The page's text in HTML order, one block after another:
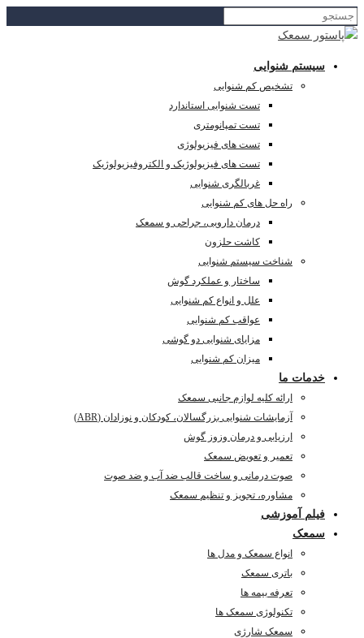
سیستم شنوایی
تشخیص کم شنوایی
تست شنوایی استاندارد
تست تمپانومتری
تست های فیزیولوژی
تست های فیزیولوژیک و الکتروفیزیولوژیک
غربالگری شنوایی
راه حل های کم شنوایی
درمان دارویی، جراحی و سمعک
کاشت حلزون
شناخت سیستم شنوایی
ساختار و عملکرد گوش
علل و انواع کم شنوایی
عواقب کم شنوایی
مزایای شنوایی دو گوشی
میزان کم شنوایی
خدمات ما
ارائه کلیه لوازم جانبی سمعک
آزمایشات شنوایی بزرگسالان، کودکان و نوزادان (ABR)
ارزیابی و درمان وزوز گوش
تعمیر و تعویض سمعک
صوت درمانی و ساخت قالب ضد آب و ضد صوت
مشاوره، تجویز و تنظیم سمعک
فیلم آموزشی
سمعک
انواع سمعک و مدل ها
باتری سمعک
تعرفه بیمه ها
تکنولوژی سمعک ها
سمعک شارژی